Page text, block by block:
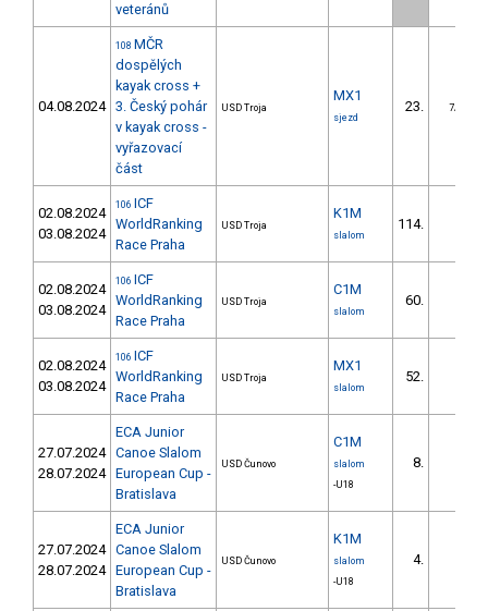
veteránů
04.08.2024
108 MČR
dospělých
kayak cross +
3. Český pohár
v kayak cross -
vyřazovací
část
USD Troja
MX1
sjezd
23. 7/DS
02.08.2024
03.08.2024
106 ICF
WorldRanking
Race Praha
USD Troja
K1M
slalom
114.
02.08.2024
03.08.2024
106 ICF
WorldRanking
Race Praha
USD Troja
C1M
slalom
60.
02.08.2024
03.08.2024
106 ICF
WorldRanking
Race Praha
USD Troja
MX1
slalom
52.
27.07.2024
28.07.2024
ECA Junior
Canoe Slalom
European Cup -
Bratislava
USD Čunovo
C1M
slalom
-U18
8.
27.07.2024
28.07.2024
ECA Junior
Canoe Slalom
European Cup -
Bratislava
USD Čunovo
K1M
slalom
-U18
4.